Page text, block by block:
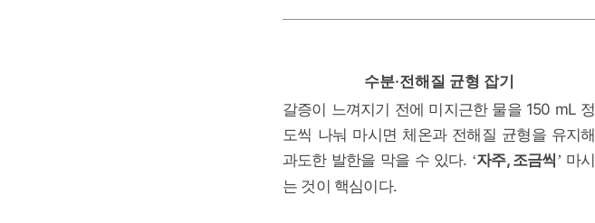
수분·전해질 균형 잡기
갈증이 느껴지기 전에 미지근한 물을 150 mL 정
도씩 나눠 마시면 체온과 전해질 균형을 유지해
과도한 발한을 막을 수 있다. ‘자주, 조금씩’ 마시
는 것이 핵심이다.